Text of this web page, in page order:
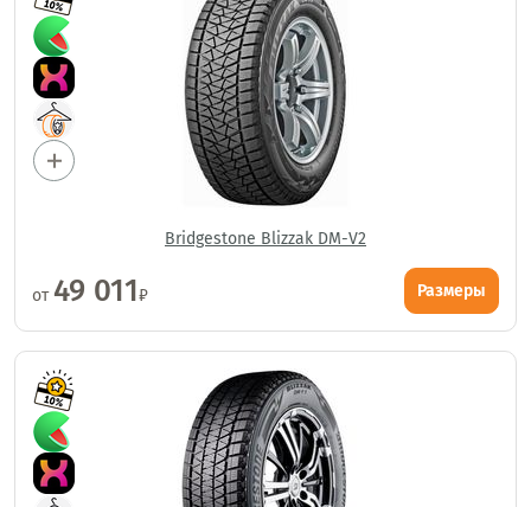
Bridgestone Blizzak DM-V2
от49 011₽ Размеры